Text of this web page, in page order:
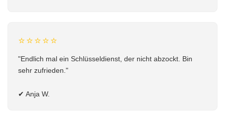
⭐⭐⭐⭐⭐
"Endlich mal ein Schlüsseldienst, der nicht abzockt. Bin
sehr zufrieden."
✔ Anja W.